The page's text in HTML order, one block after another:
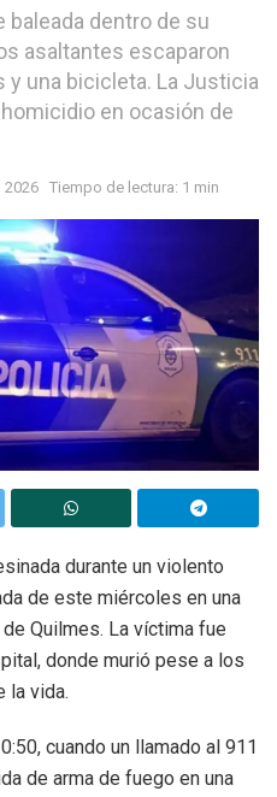
baleada dentro de su
asaltantes escaparon
una bicicleta. La Justicia
en ocasión de
2026 Tiempo de lectura: 1 min
durante un violento
de este miércoles en una
Quilmes. La víctima fue
donde murió pese a los
la vida.
cuando un llamado al 911
de arma de fuego en una